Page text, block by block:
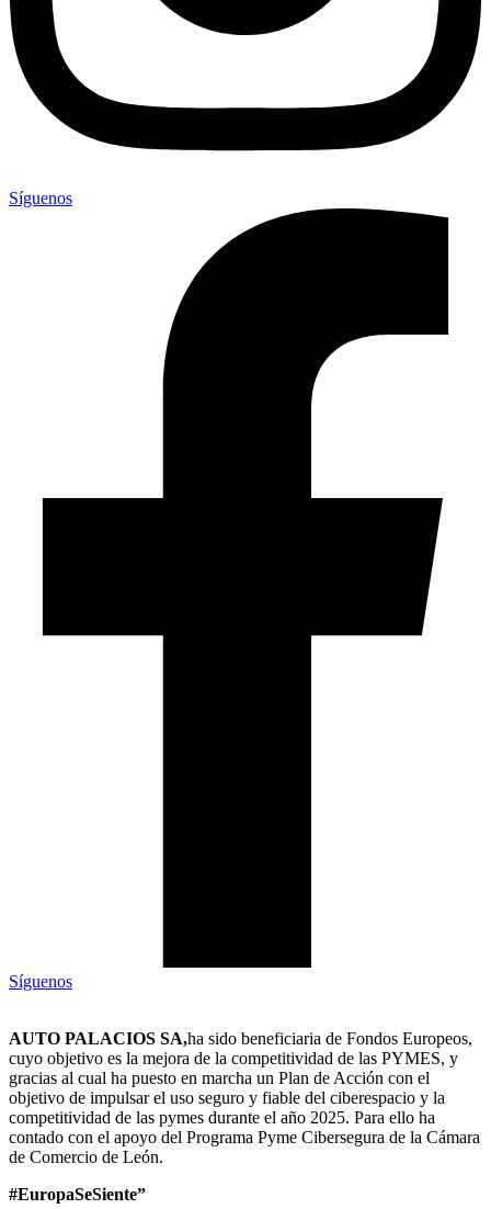
Síguenos
Síguenos
AUTO PALACIOS SA,ha sido beneficiaria de Fondos Europeos,
cuyo objetivo es la mejora de la competitividad de las PYMES, y
gracias al cual ha puesto en marcha un Plan de Acción con el
objetivo de impulsar el uso seguro y fiable del ciberespacio y la
competitividad de las pymes durante el año 2025. Para ello ha
contado con el apoyo del Programa Pyme Cibersegura de la Cámara
de Comercio de León.
#EuropaSeSiente”